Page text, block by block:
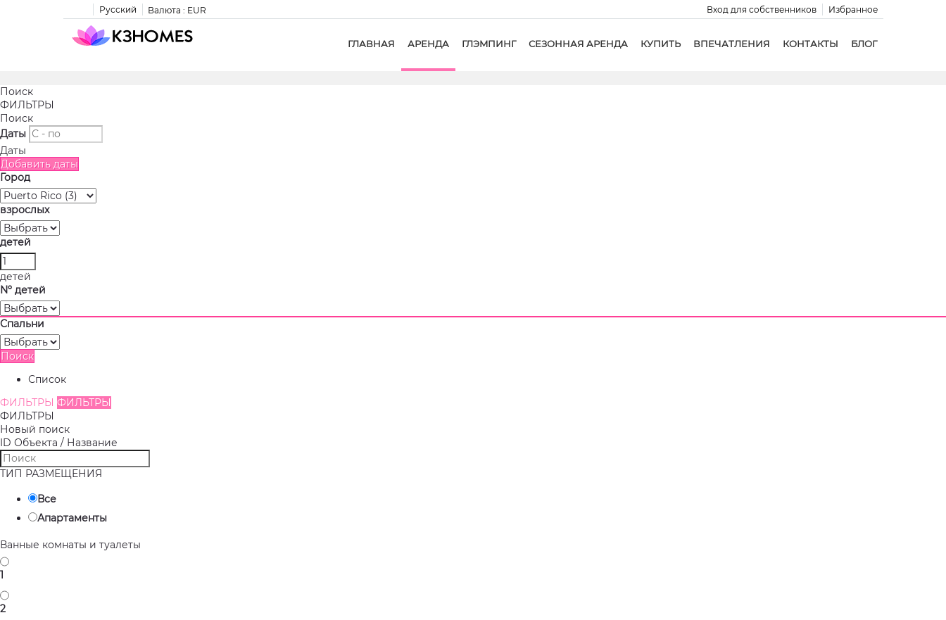
Русский Валюта : EUR Избранное
Вход для собственников
ГЛАВНАЯ АРЕНДА ГЛЭMПИНГ СЕЗОННАЯ АРЕНДА КУПИТЬ ВПЕЧАТЛЕНИЯ КОНТАКТЫ БЛОГ
Поиск
ФИЛЬТРЫ
Поиск
Даты
Даты
Добавить даты
Город
взрослых
детей
детей
Nº детей
Спальни
Поиск
Список
ФИЛЬТРЫ ФИЛЬТРЫ
ФИЛЬТРЫ
Новый поиск
ID Объекта / Название
ТИП РАЗМЕЩЕНИЯ
Все
Апартаменты
Ванные комнаты и туалеты
1
2